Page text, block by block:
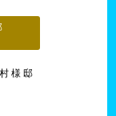
様 邸